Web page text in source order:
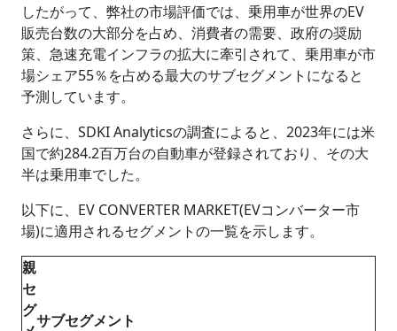
したがって、弊社の市場評価では、乗用車が世界のEV
販売台数の大部分を占め、消費者の需要、政府の奨励
策、急速充電インフラの拡大に牽引されて、乗用車が市
場シェア55％を占める最大のサブセグメントになると
予測しています。
さらに、SDKI Analyticsの調査によると、2023年には米
国で約284.2百万台の自動車が登録されており、その大
半は乗用車でした。
以下に、EV CONVERTER MARKET(EVコンバーター市
場)に適用されるセグメントの一覧を示します。
親
セ
グ
サブセグメント